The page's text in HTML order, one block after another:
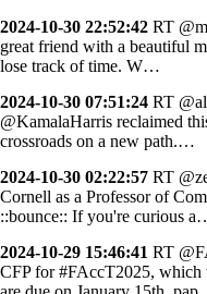
2024-10-30 22:52:42 RT
great friend with a beautiful
lose track of time. W…
2024-10-30 07:51:24 RT
@KamalaHarris reclaimed
crossroads on a new path.…
2024-10-30 02:22:57 RT
Cornell as a Professor of
::bounce:: If you're curious
2024-10-29 15:46:41 RT
CFP for #FAccT2025, which